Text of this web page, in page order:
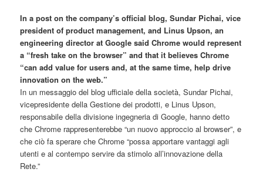
In a post on the company’s official blog, Sundar Pichai, vice
president of product management, and Linus Upson, an
engineering director at Google said Chrome would represent
a “fresh take on the browser” and that it believes Chrome
“can add value for users and, at the same time, help drive
innovation on the web.”
In un messaggio del blog ufficiale della società, Sundar Pichai,
vicepresidente della Gestione dei prodotti, e Linus Upson,
responsabile della divisione ingegneria di Google, hanno detto
che Chrome rappresenterebbe “un nuovo approccio al browser”, e
che ciò fa sperare che Chrome “possa apportare vantaggi agli
utenti e al contempo servire da stimolo all’innovazione della
Rete.”